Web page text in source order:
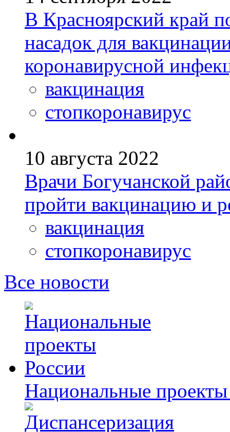
В Красноярский край
насадок для
коронавирусной
вакцинация
стопкоронавирус
10 августа 2022
Врачи Богучанской
пройти вакцинацию и
вакцинация
стопкоронавирус
Все новости
Национальные